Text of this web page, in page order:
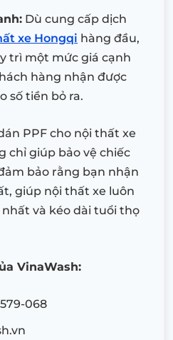
Dù cung cấp dịch
xe Hongqi hàng đầu,
trì một mức giá cạnh
hàng nhận được
số tiền bỏ ra.
PPF cho nội thất xe
chỉ giúp bảo vệ chiếc
bảo rằng bạn nhận
giúp nội thất xe luôn
và kéo dài tuổi thọ
VinaWash:
068